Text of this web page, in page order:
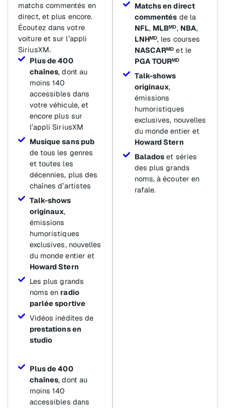
matchs commentés en
direct, et plus encore.
Écoutez dans votre
voiture et sur l’appli
SiriusXM.
Plus de 400
chaînes, dont au
moins 140
accessibles dans
votre véhicule, et
encore plus sur
l’appli SiriusXM
Musique sans pub
de tous les genres
et toutes les
décennies, plus des
chaînes d’artistes
Talk-shows
originaux,
émissions
humoristiques
exclusives, nouvelles
du monde entier et
Howard Stern
Les plus grands
noms en radio
parlée sportive
Vidéos inédites de
prestations en
studio
Plus de 400
chaînes, dont au
moins 140
accessibles dans
Matchs en direct
commentés de la
NFL, MLBᴹᴰ, NBA,
LNHᴹᴰ, les courses
NASCARᴹᴰ et le
PGA TOURᴹᴰ
Talk-shows
originaux,
émissions
humoristiques
exclusives, nouvelles
du monde entier et
Howard Stern
Balados et séries
des plus grands
noms, à écouter en
rafale.